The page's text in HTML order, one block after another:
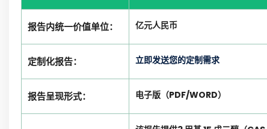
报告内统一价值单位： 亿元人民币
定制化报告： 立即发送您的定制需求
报告呈现形式： 电子版（PDF/WORD）